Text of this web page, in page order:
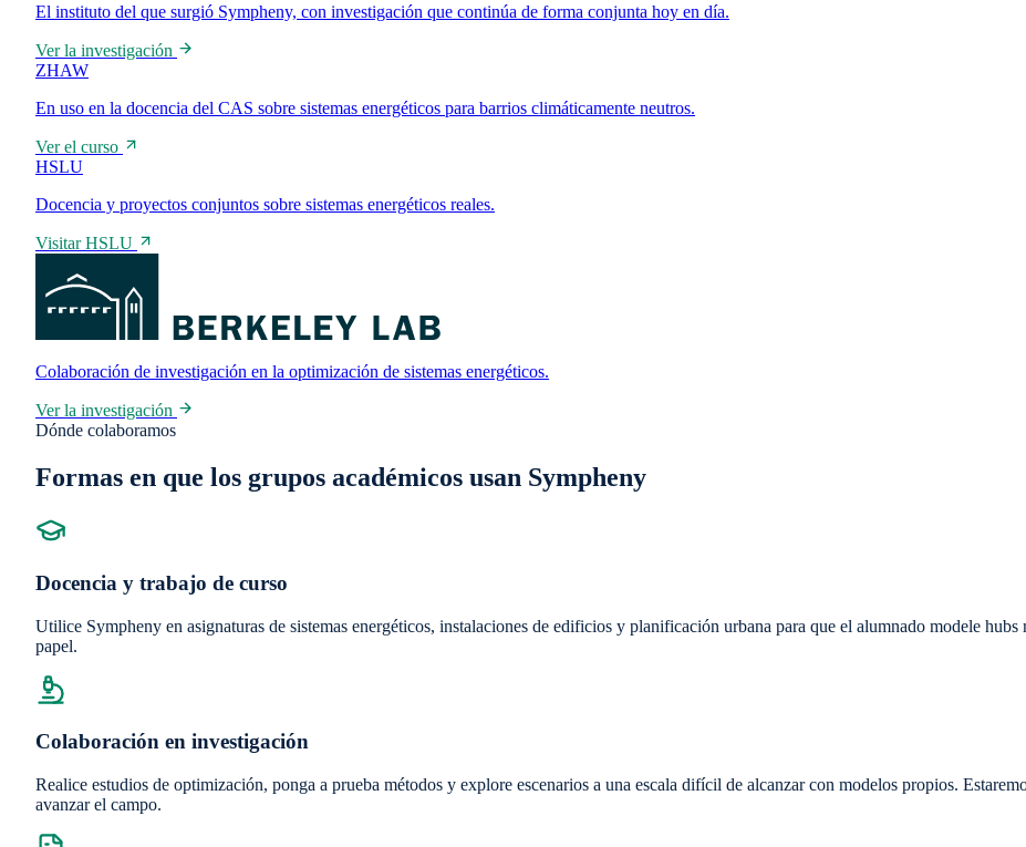
El instituto del que surgió Sympheny, con investigación que continúa de forma conjunta hoy en día.
Ver la investigación
ZHAW
En uso en la docencia del CAS sobre sistemas energéticos para barrios climáticamente neutros.
Ver el curso
HSLU
Docencia y proyectos conjuntos sobre sistemas energéticos reales.
Visitar HSLU
Colaboración de investigación en la optimización de sistemas energéticos.
Ver la investigación
Dónde colaboramos
Formas en que los grupos académicos usan Sympheny
Docencia y trabajo de curso
Utilice Sympheny en asignaturas de sistemas energéticos, instalaciones de edificios y planificación urbana para que el alumnado modele
papel.
Colaboración en investigación
Realice estudios de optimización, ponga a prueba métodos y explore escenarios a una escala difícil de alcanzar con modelos propios.
avanzar el campo.